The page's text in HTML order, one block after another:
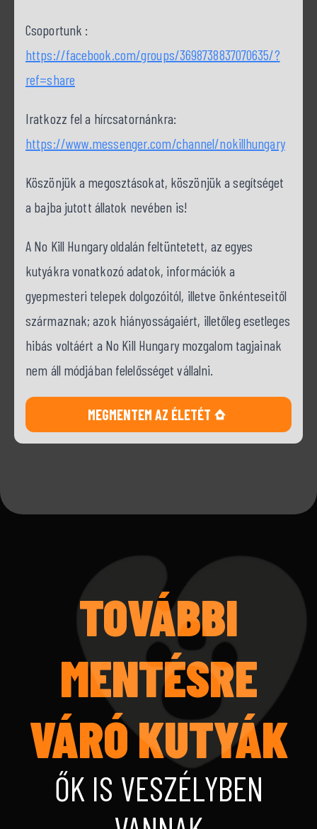
Csoportunk :
https://facebook.com/groups/3698738837070635/?
ref=share
Iratkozz fel a hírcsatornánkra:
https://www.messenger.com/channel/nokillhungary
Köszönjük a megosztásokat, köszönjük a segítséget
a bajba jutott állatok nevében is!
A No Kill Hungary oldalán feltüntetett, az egyes
kutyákra vonatkozó adatok, információk a
gyepmesteri telepek dolgozóitól, illetve önkénteseitől
származnak; azok hiányosságaiért, illetőleg esetleges
hibás voltáért a No Kill Hungary mozgalom tagjainak
nem áll módjában felelősséget vállalni.
MEGMENTEM AZ ÉLETÉT
TOVÁBBI
MENTÉSRE
VÁRÓ KUTYÁK
ŐK IS VESZÉLYBEN